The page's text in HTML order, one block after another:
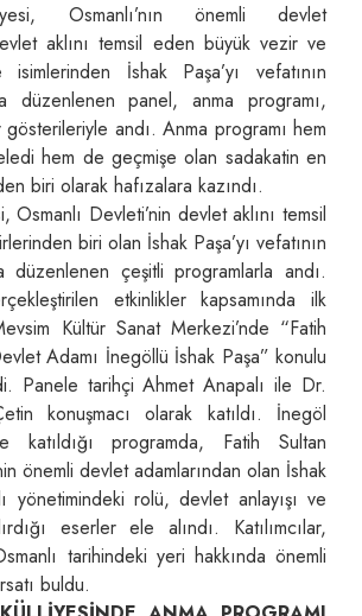
Osmanlı’nın önemli devlet
aklını temsil eden büyük vezir ve
isimlerinden İshak Paşa’yı vefatının
düzenlenen panel, anma programı,
andı. Anma programı hem
hem de geçmişe olan sadakatin en
biri olarak hafızalara kazındı.
Osmanlı Devleti’nin devlet aklını temsil
biri olan İshak Paşa’yı vefatının
düzenlenen çeşitli programlarla andı.
etkinlikler kapsamında ilk
Kültür Sanat Merkezi’nde “Fatih
Adamı İnegöllü İshak Paşa” konulu
Panele tarihçi Ahmet Anapalı ile Dr.
konuşmacı olarak katıldı. İnegöl
katıldığı programda, Fatih Sultan
önemli devlet adamlarından olan İshak
yönetimindeki rolü, devlet anlayışı ve
eserler ele alındı. Katılımcılar,
tarihindeki yeri hakkında önemli
buldu.